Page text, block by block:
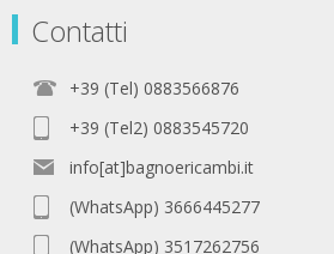
Contatti
+39 (Tel) 0883566876
+39 (Tel2) 0883545720
info[at]bagnoericambi.it
(WhatsApp) 3666445277
(WhatsApp) 3517262756